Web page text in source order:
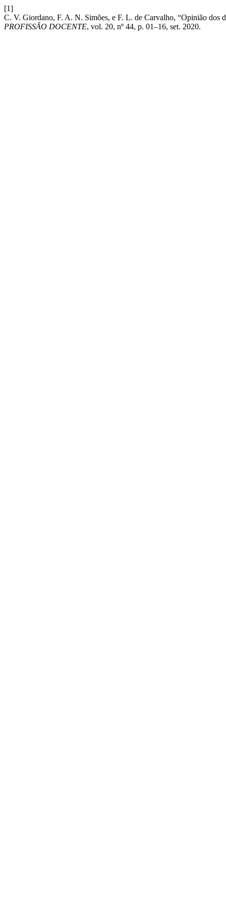
[1]
C. V. Giordano, F. A. N. Simões, e F. L. de Carvalho, “Opinião dos
PROFISSÃO DOCENTE, vol. 20, nº 44, p. 01–16, set. 2020.